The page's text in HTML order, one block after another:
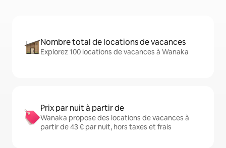
Nombre total de locations de vacances
Explorez 100 locations de vacances à Wanaka
Prix par nuit à partir de
Wanaka propose des locations de vacances à
partir de 43 € par nuit, hors taxes et frais